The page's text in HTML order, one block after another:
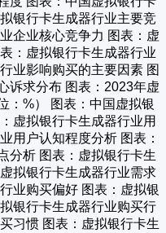
银行卡生成器行业主要竞
企业核心竞争力 图表：虚
：虚拟银行卡生成器行业
业影响购买的主要因素 图
诉求分布 图表：2023年虚
：%） 图表：中国虚拟银
虚拟银行卡生成器行业用
用户认知程度分析 图表：
分析 图表：虚拟银行卡生
拟银行卡生成器行业需求
业购买偏好 图表：虚拟银
银行卡生成器行业购买行
习惯 图表：虚拟银行卡生